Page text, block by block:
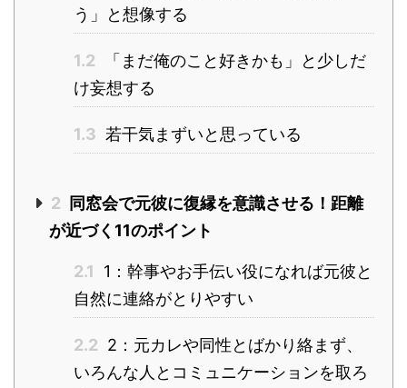
う」と想像する
1.2
「まだ俺のこと好きかも」と少しだ
け妄想する
1.3 若干気まずいと思っている
2
同窓会で元彼に復縁を意識させる！距離
が近づく11のポイント
2.1
1：幹事やお手伝い役になれば元彼と
自然に連絡がとりやすい
2.2 2：元カレや同性とばかり絡まず、
いろんな人とコミュニケーションを取ろ